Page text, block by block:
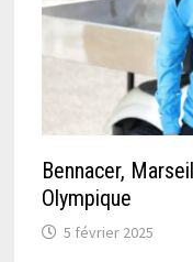
Bennacer,
Olympique
5 février 2025